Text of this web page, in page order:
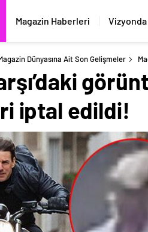
Magazin Haberleri Vizyonda
Dünyasına Ait Son Gelişmeler
iptal edildi!